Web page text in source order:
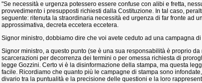
"Se necessità e urgenza potessero essere confuse con alibi e fretta,
provvedimento i presupposti richiesti dalla Costituzione. In tal caso,
seguente: ritenuta la straordinaria necessità ed urgenza di far fronte ad
approssimativa, decreta eccetera eccetera.
Signor ministro, dobbiamo dire che voi avete ceduto ad una campagna
Signor ministro, a questo punto (se è una sua responsabilità è proprio
scarcerazioni per decorrenza dei termini o per omessa richiesta di
legge Gozzini. Certo vi è la disinformazione della stampa, ma questa
facile. Ricordiamo che quanto più le campagne di stampa sono
divario tra la puntualità e la precisione delle questioni e la loro